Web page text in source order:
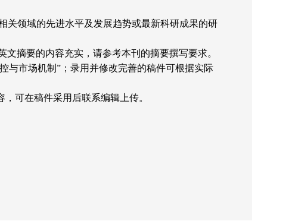
关领域的先进水平及发展趋势或最新科研成果的研
摘要的内容充实，请参考本刊的摘要撰写要求。
与市场机制”；录用并修改完善的稿件可根据实际
可在稿件采用后联系编辑上传。